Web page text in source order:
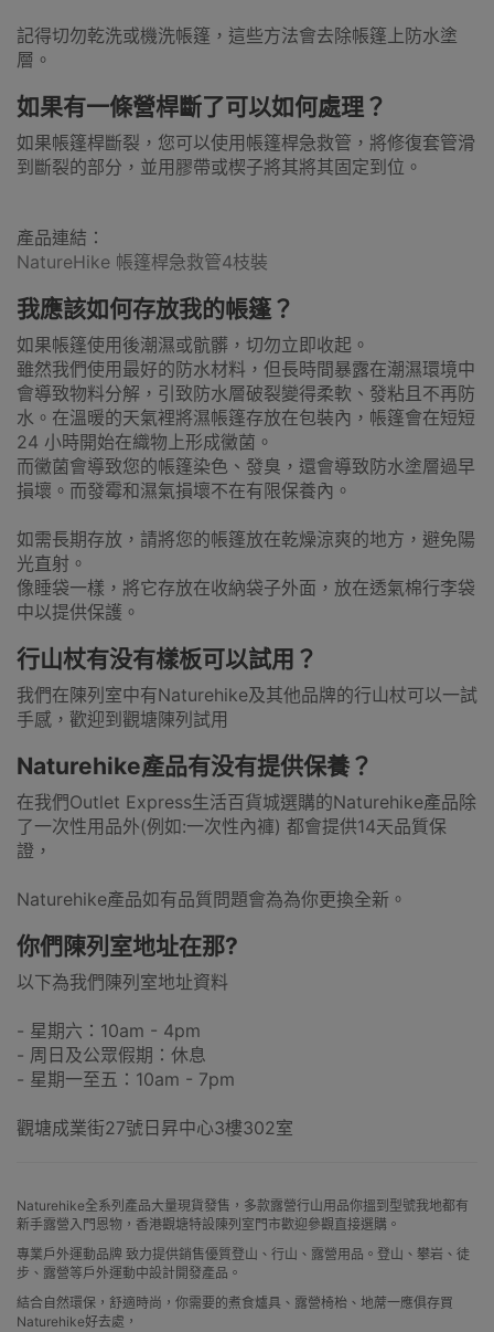
記得切勿乾洗或機洗帳篷，這些方法會去除帳篷上防水塗
層。
如果有一條營桿斷了可以如何處理？
如果帳篷桿斷裂，您可以使用帳篷桿急救管，將修復套管滑
到斷裂的部分，並用膠帶或楔子將其將其固定到位。
產品連結：
NatureHike 帳篷桿急救管4枝裝
我應該如何存放我的帳篷？
如果帳篷使用後潮濕或骯髒，切勿立即收起。
雖然我們使用最好的防水材料，但長時間暴露在潮濕環境中
會導致物料分解，引致防水層破裂變得柔軟、發粘且不再防
水。在溫暖的天氣裡將濕帳篷存放在包裝內，帳篷會在短短
24 小時開始在織物上形成黴菌。
而黴菌會導致您的帳篷染色、發臭，還會導致防水塗層過早
損壞。而發霉和濕氣損壞不在有限保養內。
如需長期存放，請將您的帳篷放在乾燥涼爽的地方，避免陽
光直射。
像睡袋一樣，將它存放在收納袋子外面，放在透氣棉行李袋
中以提供保護。
行山杖有没有樣板可以試用？
我們在陳列室中有Naturehike及其他品牌的行山杖可以一試
手感，歡迎到觀塘陳列試用
Naturehike產品有没有提供保養？
在我們Outlet Express生活百貨城選購的Naturehike產品除
了一次性用品外(例如:一次性內褲) 都會提供14天品質保
證，
Naturehike產品如有品質問題會為為你更換全新。
你們陳列室地址在那?
以下為我們陳列室地址資料
- 星期六：10am - 4pm
- 周日及公眾假期：休息
- 星期一至五：10am - 7pm
觀塘成業街27號日昇中心3樓302室
Naturehike全系列產品大量現貨發售，多款露營行山用品你搵到型號我地都有
新手露營入門恩物，香港觀塘特設陳列室門市歡迎參觀直接選購。
專業戶外運動品牌 致力提供銷售優質登山、行山、露營用品。登山、攀岩、徒
步、露營等戶外運動中設計開發產品。
結合自然環保，舒適時尚，你需要的煮食爐具、露營椅枱、地蓆一應俱存買
Naturehike好去處，